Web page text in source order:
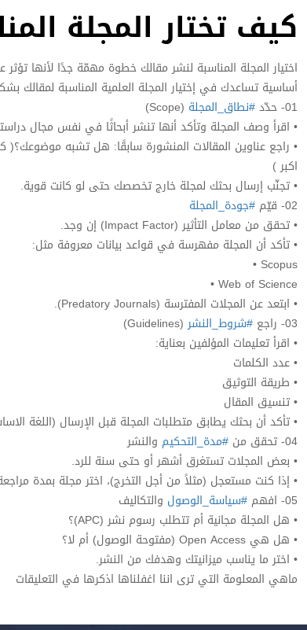
كيف تختار المجلة
أساسية تساعدك في إختيار المجلة العلمية المناسبة لمقالك
01- حدّد
#نطاق_المجلة (Scope)
• اقرأ وصف المجلة وتأكد أنها تنشر أبحاثًا في نفس مجال
• راجع عناوين المقالات المنشورة سابقًا: هل تشبه
اكبر )
• تجنّب إرسال بحثك لمجلة خارج تخصصك حتى لو كانت قوية.
02- قيّم
#جودة_المجلة
• تحقق من معامل التأثير (Impact Factor) إن وجد.
• تأكد أن المجلة مفهرسة في قواعد بيانات معروفة مثل:
• Scopus
• Web of Science
• ابتعد عن المجلات المفترسة (Predatory Journals).
03- راجع
#شروط_النشر(Guidelines)
• اقرأ تعليمات المؤلفين بعناية:
• عدد الكلمات
• طريقة التوثيق
• تنسيق المقال
• تأكد أن بحثك يطابق متطلبات المجلة قبل الإرسال (اللغة
04- تحقق من
#مدة_التحكيم والنشر
• بعض المجلات تستغرق أشهر أو حتى سنة للرد.
• إذا كنت مستعجل (مثلاً من أجل التخرج)، اختر مجلة بمدة
05- افهم
#سياسة_الوصول والتكاليف
• هل المجلة مجانية أم تتطلب رسوم نشر (APC)؟
• هل هي Open Access (مفتوحة الوصول) أم لا؟
• اختر ما يناسب ميزانيتك وهدفك من النشر.
ماهي المعلومة التي ترى اننا اغفلناها اذكرها في التعليقات